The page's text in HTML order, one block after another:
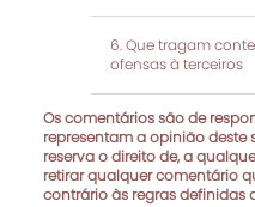
Que tragam
ofensas à terceiros
Os comentários são de
representam a opinião deste
reserva o direito de, a
retirar qualquer comentário
contrário às regras definidas